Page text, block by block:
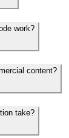
work?
content?
take?